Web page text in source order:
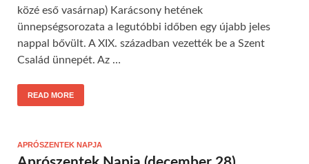
közé eső vasárnap) Karácsony hetének
ünnepségsorozata a legutóbbi időben egy újabb jeles
nappal bővült. A XIX. században vezették be a Szent
Család ünnepét. Az …
READ MORE
APRÓSZENTEK NAPJA